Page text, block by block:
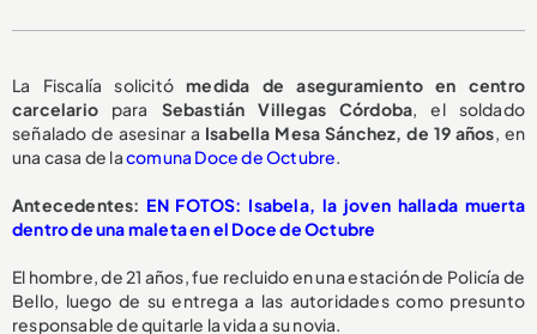
La Fiscalía solicitómedida de aseguramiento en centro
carcelario para Sebastián Villegas Córdoba, el soldado
señalado de asesinar a Isabella Mesa Sánchez, de 19 años, en
una casa de lacomuna Doce de Octubre.
Antecedentes: EN FOTOS: Isabela, la joven hallada muerta
dentro de una maleta en el Doce de Octubre
El hombre, de 21 años, fue recluido en una estación de Policía de
Bello, luego de su entrega a las autoridades como presunto
responsable de quitarle la vida a su novia.